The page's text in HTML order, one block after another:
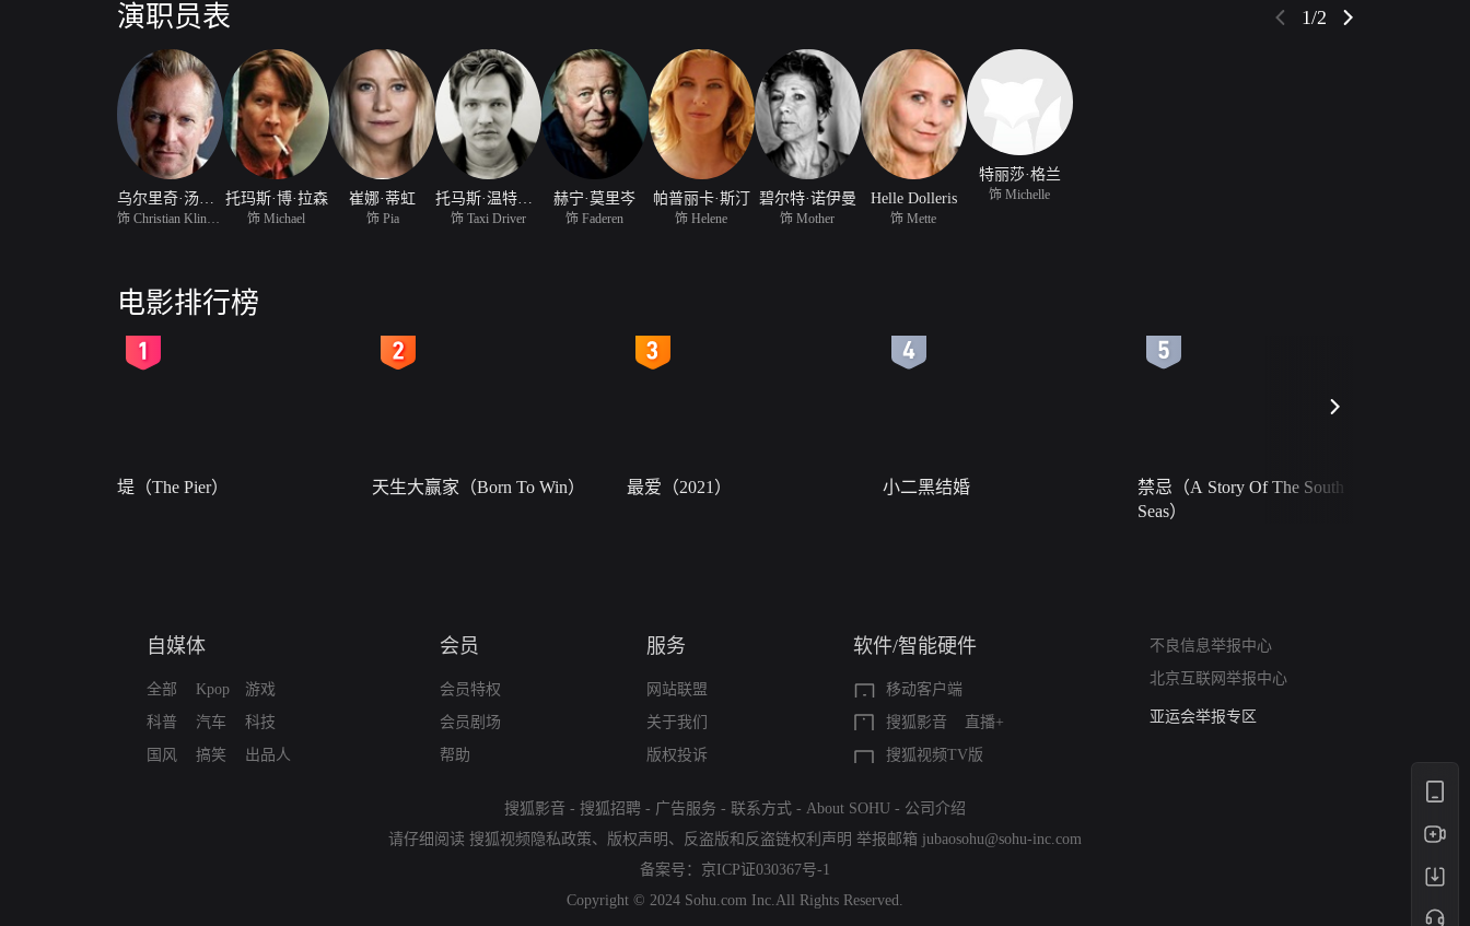
演职员表 1/2
托玛斯·博·拉森
饰 Michael
崔娜·蒂虹
饰 Pia 饰 Taxi Driver
赫宁·莫里岑
饰 Faderen
帕普丽卡·斯汀
饰 Helene
碧尔特·诺伊曼
饰 Mother
Helle Dolleris
饰 Mette
特丽莎·格兰
饰 Michelle
电影排行榜
堤（The Pier） 天生大赢家（Born To Win） 最爱（2021） 小二黑结婚
禁忌（A Story Of The South
Seas）
自媒体
全部
科普
国风
Kpop
汽车
搞笑
游戏
科技
出品人
会员
会员特权
会员剧场
帮助
服务
网站联盟
关于我们
版权投诉
软件/智能硬件
移动客户端
搜狐影音
直播+
搜狐视频TV版
不良信息举报中心
北京互联网举报中心
算法推荐专项举报
亚运会举报专区
搜狐影音 - 搜狐招聘 - 广告服务 - 联系方式 - About SOHU - 公司介绍
请仔细阅读 搜狐视频隐私政策、 版权声明 、 反盗版和反盗链权利声明 举报邮箱 jubaosohu@sohu-inc.com
备案号： 京ICP证030367号-1
Copyright © 2024 Sohu.com Inc.All Rights Reserved.